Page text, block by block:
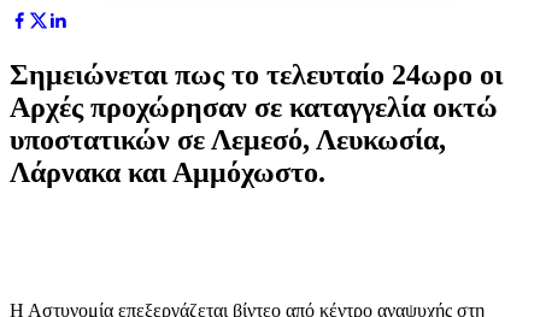
Σημειώνεται πως το τελευταίο 24ωρο οι
Αρχές προχώρησαν σε καταγγελία οκτώ
υποστατικών σε Λεμεσό, Λευκωσία,
Λάρνακα και Αμμόχωστο.
Η Αστυνομία επεξεργάζεται βίντεο από κέντρο αναψυχής στη